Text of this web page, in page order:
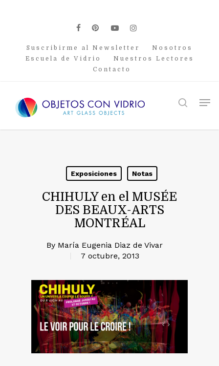
facebook
pinterest
youtubeinstagram
Suscribirme al Newsletter
Nosotros
Escuela de Vidrio
Nuestros Lectores
Contacto
search
Exposiciones Notas
CHIHULY en el MUSÉE
DES BEAUX-ARTS
MONTRÉAL
By María Eugenia Diaz de Vivar
7 octubre, 2013